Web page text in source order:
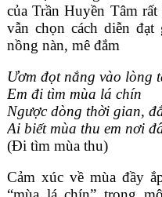
của Trần Huyền Tâm
vẫn chọn cách diễn
nồng nàn, mê đắm
Ươm đọt nắng vào lòng
Em đi tìm mùa lá chín
Ngược dòng thời gian,
Ai biết mùa thu em nơi
(Đi tìm mùa thu)
Cảm xúc về mùa đầy